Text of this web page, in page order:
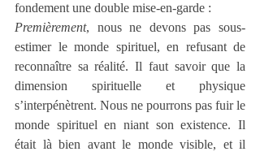
fondement une double mise-en-garde :
Premièrement, nous ne devons pas sous-
estimer le monde spirituel, en refusant de
reconnaître sa réalité. Il faut savoir que la
dimension spirituelle et physique
s’interpénètrent. Nous ne pourrons pas fuir le
monde spirituel en niant son existence. Il
était là bien avant le monde visible, et il